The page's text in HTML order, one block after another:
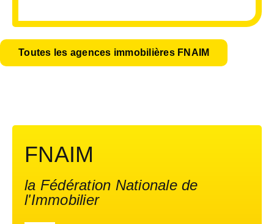
Toutes les agences immobilières FNAIM
FNAIM
la Fédération Nationale de
l'Immobilier